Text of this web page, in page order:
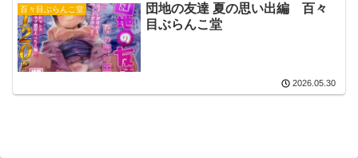
百々目ぶらんこ堂
団地の友達 夏の思い出編 百々
目ぶらんこ堂
2026.05.30